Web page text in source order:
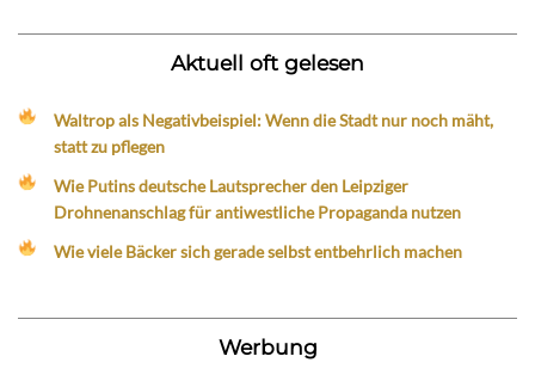
Aktuell oft gelesen
Waltrop als Negativbeispiel: Wenn die Stadt nur noch mäht,
statt zu pflegen
Wie Putins deutsche Lautsprecher den Leipziger
Drohnenanschlag für antiwestliche Propaganda nutzen
Wie viele Bäcker sich gerade selbst entbehrlich machen
Werbung